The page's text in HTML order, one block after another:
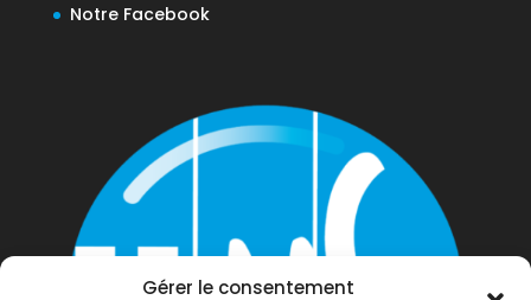
Gérer le consentement
Notre Facebook